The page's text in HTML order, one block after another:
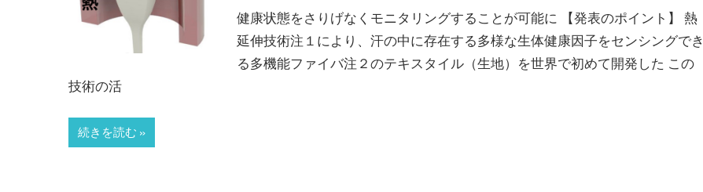
健康状態をさりげなくモニタリングすることが可能に 【発表のポイント】 熱
延伸技術注１により、汗の中に存在する多様な生体健康因子をセンシングでき
る多機能ファイバ注２のテキスタイル（生地）を世界で初めて開発した この
技術の活
続きを読む